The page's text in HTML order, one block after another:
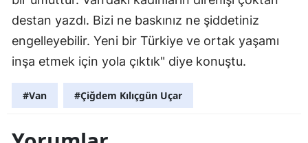
destan yazdı. Bizi ne baskınız ne şiddetiniz
engelleyebilir. Yeni bir Türkiye ve ortak yaşamı
inşa etmek için yola çıktık" diye konuştu.
#Van #Çiğdem Kılıçgün Uçar